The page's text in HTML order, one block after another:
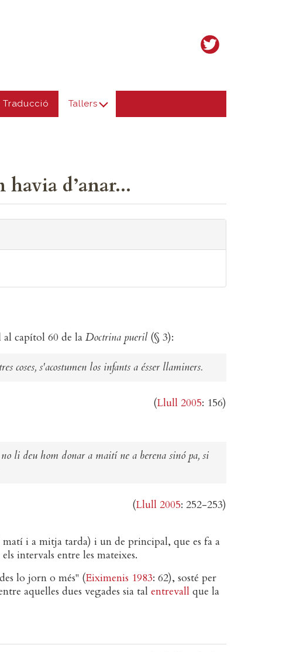
Traducció Tallers
d’anar...
capítol 60 de la Doctrina pueril(§ 3):
coses, s'acostumen los infants a ésser llaminers.
(Llull 2005: 156)
li deu hom donar a maití ne a berena sinó pa, si
(Llull 2005: 252-253)
i a mitja tarda) i un de principal, que es fa a
intervals entre les mateixes.
lo jorn o més" (Eiximenis 1983: 62), sosté per
aquelles dues vegades sia tal entrevall que la